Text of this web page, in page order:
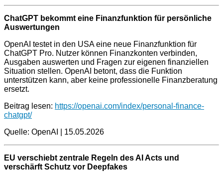
ChatGPT bekommt eine Finanzfunktion für persönliche
Auswertungen
OpenAI testet in den USA eine neue Finanzfunktion für
ChatGPT Pro. Nutzer können Finanzkonten verbinden,
Ausgaben auswerten und Fragen zur eigenen finanziellen
Situation stellen. OpenAI betont, dass die Funktion
unterstützen kann, aber keine professionelle Finanzberatung
ersetzt.
Beitrag lesen: https://openai.com/index/personal-finance-
chatgpt/
Quelle: OpenAI | 15.05.2026
EU verschiebt zentrale Regeln des AI Acts und
verschärft Schutz vor Deepfakes